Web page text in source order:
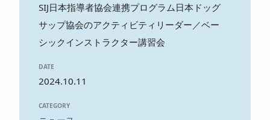
SIJ日本指導者協会連携プログラム日本ドッグ
サップ協会のアクティビティリーダー／ベー
シックインストラクター講習会
DATE
2024.10.11
CATEGORY